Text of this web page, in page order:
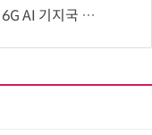
겨냥한 공급망 구축 본격화